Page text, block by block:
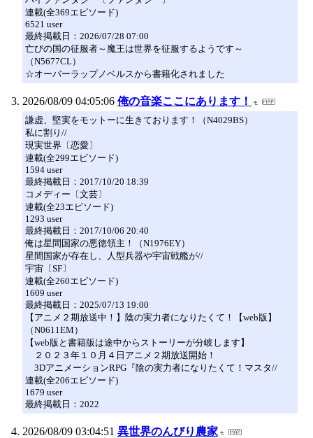
連載(全369エピソード)
6521 user
最終掲載日：2026/07/28 07:00
亡びの国の征服者～魔王は世界を征服するようです～
（N5677CL）
☆オーバーラップノベルスから書籍化されました
2026/08/09 04:05:06 俺の音楽ここにあります！
謙虚、堅実をモットーに生きております！（N4029BS）
私に割り//
現実世界〔恋愛〕
連載(全299エピソード)
1594 user
最終掲載日：2017/10/20 18:39
コメディー〔文芸〕
連載(全23エピソード)
1293 user
最終掲載日：2017/10/06 20:40
俺は星間国家の悪徳領主！（N1976EY）
星間国家が存在し、人型兵器や宇宙戦艦が//
宇宙〔SF〕
連載(全260エピソード)
1609 user
最終掲載日：2025/07/13 19:00
【アニメ２期放送中！】陰の実力者になりたくて！【web版】
（N0611EM）
【web版と書籍版は途中からストーリーが分岐します】
２０２３年１０月４日アニメ２期放送開始！
3DアニメーションRPG『陰の実力者になりたくて！マスタ//
連載(全206エピソード)
1679 user
最終掲載日：2022
2026/08/09 03:04:51 異世界のんびり農家